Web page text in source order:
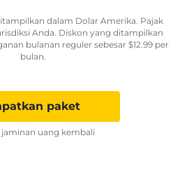
dalam Dolar Amerika. Pajak
Anda. Diskon yang ditampilkan
bulanan reguler sebesar $12.99 per
bulan.
paket
jaminan uang kembali